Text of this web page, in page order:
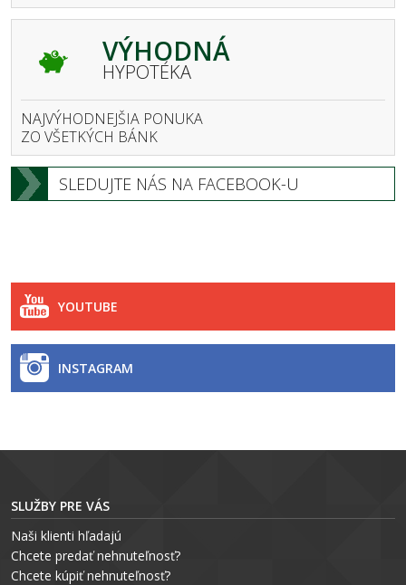
VÝHODNÁ
HYPOTÉKA
NAJVÝHODNEJŠIA PONUKA
ZO VŠETKÝCH BÁNK
SLEDUJTE NÁS NA FACEBOOK-U
YOUTUBE
INSTAGRAM
SLUŽBY PRE VÁS
Naši klienti hľadajú
Chcete predať nehnuteľnosť?
Chcete kúpiť nehnuteľnosť?